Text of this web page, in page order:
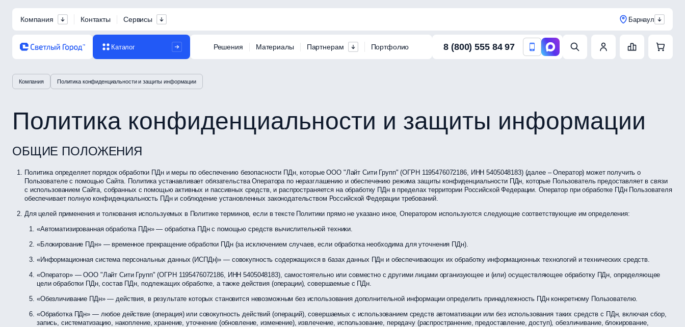
Компания Контакты Сервисы Барнаул
Каталог Решения Материалы Партнерам Портфолио 8 (800) 555 84 97
Компания Политика конфиденциальности и защиты информации
Политика конфиденциальности и защиты информации
ОБЩИЕ ПОЛОЖЕНИЯ
Политика определяет порядок обработки ПДн и меры по обеспечению безопасности ПДн, которые ООО "Лайт Сити Групп" (ОГРН 1195476072186, ИНН 5405048183) (далее – Оператор) может получить о
Пользователе с помощью Сайта. Политика устанавливает обязательства Оператора по неразглашению и обеспечению режима защиты конфиденциальности ПДн, которые Пользователь предоставляет в связи
с использованием Сайта, собранных с помощью активных и пассивных средств, и распространяется на обработку ПДн в пределах территории Российской Федерации. Оператор при обработке ПДн Пользователя
обеспечивает полную конфиденциальность ПДн и соблюдение установленных законодательством Российской Федерации требований.
Для целей применения и толкования используемых в Политике терминов, если в тексте Политики прямо не указано иное, Оператором используются следующие соответствующие им определения:
«Автоматизированная обработка ПДн» — обработка ПДн с помощью средств вычислительной техники.
«Блокирование ПДн» — временное прекращение обработки ПДн (за исключением случаев, если обработка необходима для уточнения ПДн).
«Информационная система персональных данных (ИСПДн)» — совокупность содержащихся в базах данных ПДн и обеспечивающих их обработку информационных технологий и технических средств.
«Оператор» — ООО "Лайт Сити Групп" (ОГРН 1195476072186, ИНН 5405048183), самостоятельно или совместно с другими лицами организующее и (или) осуществляющее обработку ПДн, определяющее
цели обработки ПДн, состав ПДн, подлежащих обработке, а также действия (операции), совершаемые с ПДн.
«Обезличивание ПДн» — действия, в результате которых становится невозможным без использования дополнительной информации определить принадлежность ПДн конкретному Пользователю.
«Обработка ПДн» — любое действие (операция) или совокупность действий (операций), совершаемых с использованием средств автоматизации или без использования таких средств с ПДн, включая сбор,
запись, систематизацию, накопление, хранение, уточнение (обновление, изменение), извлечение, использование, передачу (распространение, предоставление, доступ), обезличивание, блокирование,